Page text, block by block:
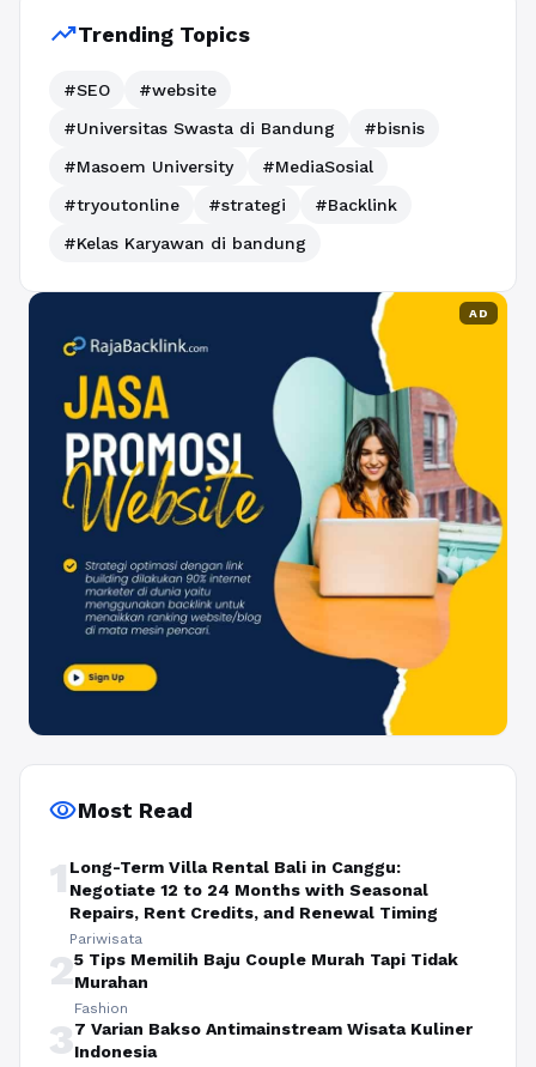
trending_upTrending Topics
#SEO
#website
#Universitas Swasta di Bandung
#bisnis
#Masoem University
#MediaSosial
#tryoutonline
#strategi
#Backlink
#Kelas Karyawan di bandung
AD
visibilityMost Read
1 Long-Term Villa Rental Bali in Canggu:
Negotiate 12 to 24 Months with Seasonal
Repairs, Rent Credits, and Renewal Timing
Pariwisata
25 Tips Memilih Baju Couple Murah Tapi Tidak
Murahan
Fashion
37 Varian Bakso Antimainstream Wisata Kuliner
Indonesia